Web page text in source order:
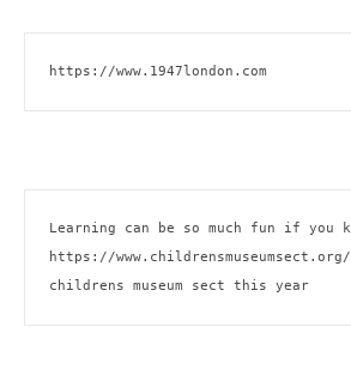
https://www.1947london.com
https://www.childrensmuseumsect.org/
childrens museum sect this year